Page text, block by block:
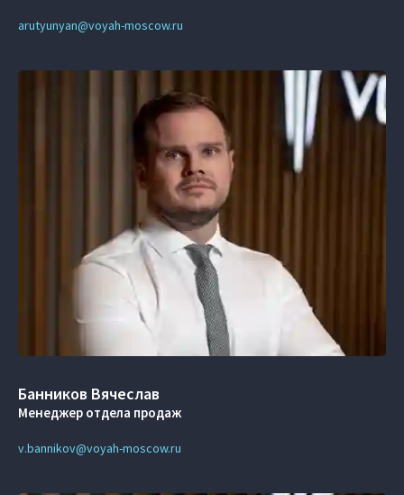
arutyunyan@voyah-moscow.ru
Банников Вячеслав
Менеджер отдела продаж
v.bannikov@voyah-moscow.ru